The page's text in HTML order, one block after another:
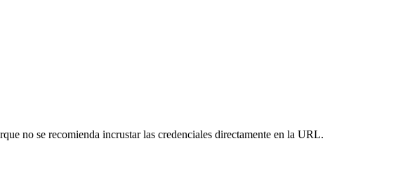
no se recomienda incrustar las credenciales directamente en la URL.